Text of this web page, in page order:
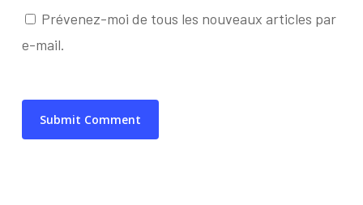
Prévenez-moi de tous les nouveaux articles par
e-mail.